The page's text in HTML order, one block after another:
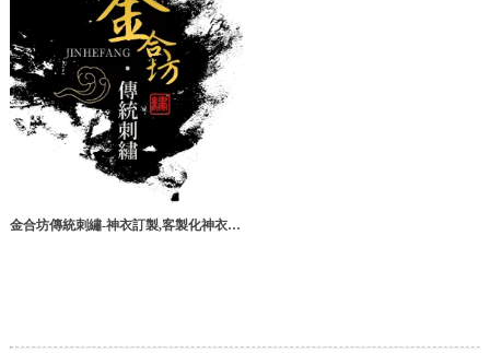
金合坊傳統刺繡-神衣訂製,客製化神衣訂